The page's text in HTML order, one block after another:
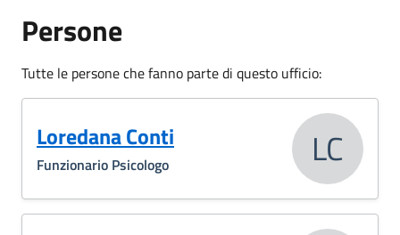
Persone
Tutte le persone che fanno parte di questo ufficio:
Loredana Conti
Funzionario Psicologo LC